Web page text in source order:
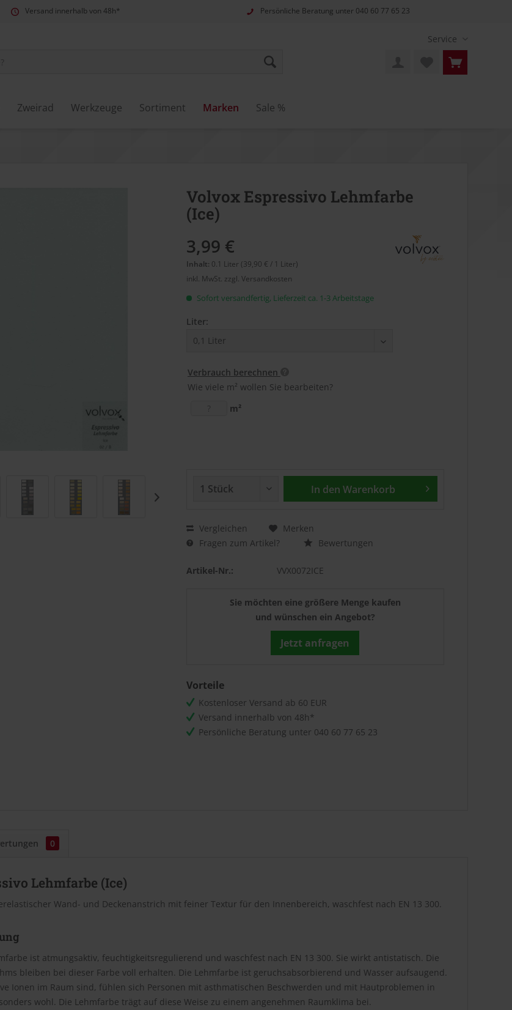
Versand innerhalb von 48h* Persönliche Beratung unter 040 60 77 65 23
Service
Zweirad Werkzeuge Sortiment Marken Sale %
Volvox Espressivo Lehmfarbe
(Ice)
3,99 €
Inhalt: 0.1 Liter (39,90 € / 1 Liter)
inkl. MwSt. zzgl. Versandkosten
Sofort versandfertig, Lieferzeit ca. 1-3 Arbeitstage
Liter:
Verbrauch berechnen
Wie viele m² wollen Sie bearbeiten?
m²
In den Warenkorb
Vergleichen
Merken
Fragen zum Artikel?
Bewertungen
Artikel-Nr.: VVX0072ICE
Sie möchten eine größere Menge kaufen
und wünschen ein Angebot?
Jetzt anfragen
Vorteile
Kostenloser Versand ab 60 EUR
Versand innerhalb von 48h*
Persönliche Beratung unter 040 60 77 65 23
0
Lehmfarbe (Ice)
Wand- und Deckenanstrich mit feiner Textur für den Innenbereich, waschfest nach EN 13 300.
ist atmungsaktiv, feuchtigkeitsregulierend und waschfest nach EN 13 300. Sie wirkt antistatisch. Die
bleiben bei dieser Farbe voll erhalten. Die Lehmfarbe ist geruchsabsorbierend und Wasser aufsaugend.
Ionen im Raum sind, fühlen sich Personen mit asthmatischen Beschwerden und mit Hautproblemen in
wohl. Die Lehmfarbe trägt auf diese Weise zu einem angenehmen Raumklima bei.